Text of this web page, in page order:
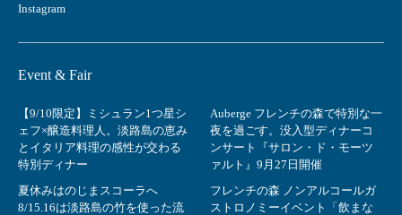
Instagram
Event & Fair
【9/10限定】ミシュラン1つ星シ
ェフ×醸造料理人。淡路島の恵み
とイタリア料理の感性が交わる
特別ディナー
Auberge フレンチの森で特別な一
夜を過ごす。没入型ディナーコ
ンサート『サロン・ド・モーツ
ァルト』9月27日開催
夏休みはのじまスコーラへ
8/15.16は淡路島の竹を使った流
フレンチの森 ノンアルコールガ
ストロノミーイベント「飲まな